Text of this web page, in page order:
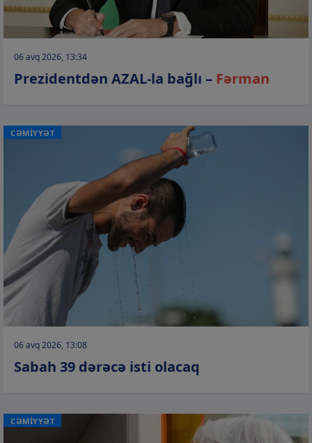
06 avq 2026, 13:34
Prezidentdən AZAL-la bağlı – Fərman
CƏMİYYƏT
06 avq 2026, 13:08
Sabah 39 dərəcə isti olacaq
CƏMİYYƏT